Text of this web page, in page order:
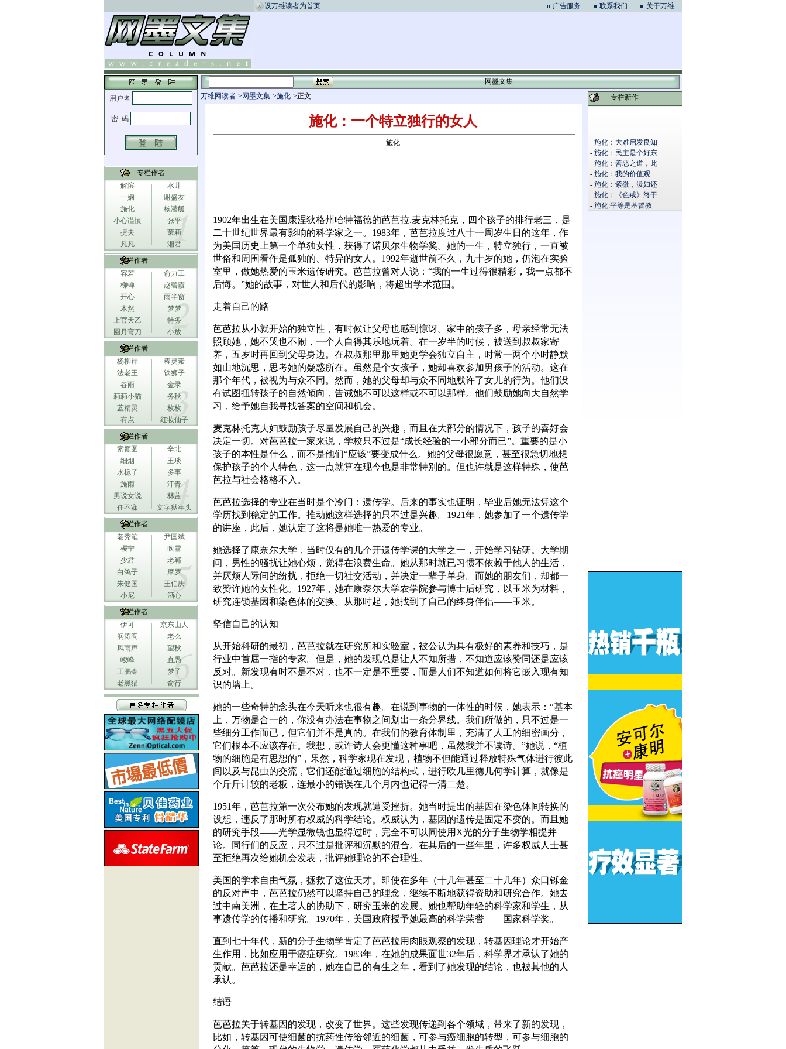
设万维读者为首页 广告服务 联系我们 关于万维
专栏作者
解滨
水井
一娴
谢盛友
施化
核潜艇
小心谨慎
张平
捷夫
茉莉
凡凡
湘君
专栏作者
容若
俞力工
柳蝉
赵碧霞
开心
雨半窗
木然
梦梦
上官天乙
特务
圆月弯刀
小放
专栏作者
杨柳岸
程灵素
法老王
铁狮子
谷雨
金录
莉莉小猫
务秋
蓝精灵
枚枚
有点
红妆仙子
专栏作者
索额图
辛北
细烟
王琰
水栀子
多事
施雨
汗青
男说女说
林蓝
任不寐
文字狱牢头
专栏作者
老秃笔
尹国斌
樱宁
吹雪
少君
老郸
白鸽子
摩罗
朱健国
王伯庆
小尼
酒心
专栏作者
伊可
京东山人
润涛阎
老么
风雨声
望秋
峻峰
直愚
王鹏令
梦子
老黑猫
俞行
网墨文集
万维网读者-> 网墨文集->施化->正文 专栏新作
- 施化：大难启发良知
- 施化：民主是个好东
- 施化：善恶之道，此
- 施化：我的价值观
- 施化：紫微，泼妇还
- 施化：《色戒》终于
- 施化:平等是基督教
施化：一个特立独行的女人
施化
1902年出生在美国康涅狄格州哈特福德的芭芭拉.麦克林托克，四个孩子的排行老三，是
二十世纪世界最有影响的科学家之一。 1983年，芭芭拉度过八十一周岁生日的这年，作
为美国历史上第一个单独女性，获得了诺贝尔生物学奖。她的一生，特立独行，一直被
世俗和周围看作是孤独的、特异的女人。 1992年逝世前不久，九十岁的她，仍泡在实验
室里，做她热爱的玉米遗传研究。芭芭拉曾对人说：“我的一生过得很精彩，我一点都不
后悔。”她的故事，对世人和后代的影响，将超出学术范围。
走着自己的路
芭芭拉从小就开始的独立性，有时候让父母也感到惊讶。家中的孩子多，母亲经常无法
照顾她，她不哭也不闹，一个人自得其乐地玩着。在一岁半的时候，被送到叔叔家寄
养，五岁时再回到父母身边。在叔叔那里那里她更学会独立自主，时常一两个小时静默
如山地沉思，思考她的疑惑所在。虽然是个女孩子，她却喜欢参加男孩子的活动。这在
那个年代，被视为与众不同。然而，她的父母却与众不同地默许了女儿的行为。他们没
有试图扭转孩子的自然倾向，告诫她不可以这样或不可以那样。他们鼓励她向大自然学
习，给予她自我寻找答案的空间和机会。
麦克林托克夫妇鼓励孩子尽量发展自己的兴趣，而且在大部分的情况下，孩子的喜好会
决定一切。对芭芭拉一家来说，学校只不过是“成长经验的一小部分而已”。重要的是小
孩子的本性是什么，而不是他们“应该”要变成什么。她的父母很愿意，甚至很急切地想
保护孩子的个人特色，这一点就算在现今也是非常特别的。但也许就是这样特殊，使芭
芭拉与社会格格不入。
芭芭拉选择的专业在当时是个冷门：遗传学。后来的事实也证明，毕业后她无法凭这个
学历找到稳定的工作。推动她这样选择的只不过是兴趣。 1921年，她参加了一个遗传学
的讲座，此后，她认定了这将是她唯一热爱的专业。
她选择了康奈尔大学，当时仅有的几个开遗传学课的大学之一，开始学习钻研。大学期
间，男性的骚扰让她心烦，觉得在浪费生命。她从那时就已习惯不依赖于他人的生活，
并厌烦人际间的纷扰，拒绝一切社交活动，并决定一辈子单身。而她的朋友们，却都一
致赞许她的女性化。 1927年，她在康奈尔大学农学院参与博士后研究，以玉米为材料，
研究连锁基因和染色体的交换。从那时起，她找到了自己的终身伴侣——玉米。
坚信自己的认知
从开始科研的最初，芭芭拉就在研究所和实验室，被公认为具有极好的素养和技巧，是
行业中首屈一指的专家。但是，她的发现总是让人不知所措，不知道应该赞同还是应该
反对。新发现有时不是不对，也不一定是不重要，而是人们不知道如何将它嵌入现有知
识的墙上。
她的一些奇特的念头在今天听来也很有趣。在说到事物的一体性的时候，她表示：“基本
上，万物是合一的，你没有办法在事物之间划出一条分界线。我们所做的，只不过是一
些细分工作而已，但它们并不是真的。在我们的教育体制里，充满了人工的细密画分，
它们根本不应该存在。我想，或许诗人会更懂这种事吧，虽然我并不读诗。”她说，“植
物的细胞是有思想的”，果然，科学家现在发现，植物不但能通过释放特殊气体进行彼此
间以及与昆虫的交流，它们还能通过细胞的结构式，进行欧几里德几何学计算，就像是
个斤斤计较的老板，连最小的错误在几个月内也记得一清二楚。
1951年，芭芭拉第一次公布她的发现就遭受挫折。她当时提出的基因在染色体间转换的
设想，违反了那时所有权威的科学结论。权威认为，基因的遗传是固定不变的。而且她
的研究手段——光学显微镜也显得过时，完全不可以同使用 X光的分子生物学相提并
论。同行们的反应，只不过是批评和沉默的混合。在其后的一些年里，许多权威人士甚
至拒绝再次给她机会发表，批评她理论的不合理性。
美国的学术自由气氛，拯救了这位天才。即使在多年（十几年甚至二十几年）众口铄金
的反对声中，芭芭拉仍然可以坚持自己的理念，继续不断地获得资助和研究合作。她去
过中南美洲，在土著人的协助下，研究玉米的发展。她也帮助年轻的科学家和学生，从
事遗传学的传播和研究。 1970年，美国政府授予她最高的科学荣誉——国家科学奖。
直到七十年代，新的分子生物学肯定了芭芭拉用肉眼观察的发现，转基因理论才开始产
生作用，比如应用于癌症研究。 1983年，在她的成果面世32年后，科学界才承认了她的
贡献。芭芭拉还是幸运的，她在自己的有生之年，看到了她发现的结论，也被其他的人
承认。
结语
芭芭拉关于转基因的发现，改变了世界。这些发现传递到各个领域，带来了新的发现，
比如，转基因可使细菌的抗药性传给邻近的细菌，可参与癌细胞的转型，可参与细胞的